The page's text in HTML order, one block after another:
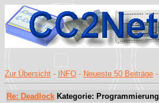
Zur Übersicht - INFO - Neueste 50 Beiträge -
Re: Deadlock Kategorie: Programmierung